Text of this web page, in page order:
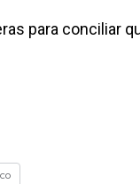
para conciliar